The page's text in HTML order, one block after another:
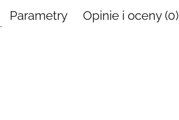
Parametry Opinie i oceny (0)